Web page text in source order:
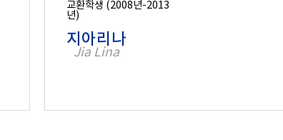
교환학생 (2008년-2013
년)
지아리나
Jia Lina